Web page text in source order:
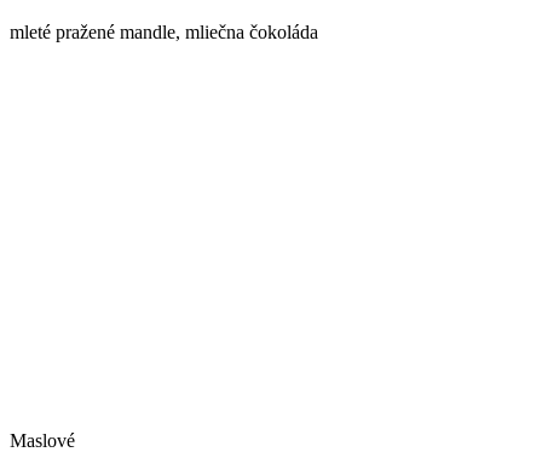
mleté pražené mandle, mliečna čokoláda
Maslové